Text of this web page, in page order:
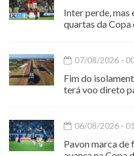
Inter perde, mas
quartas da Copa
07/08/2026 -
Fim do
terá voo direto
06/08/2026 -
Pavon marca